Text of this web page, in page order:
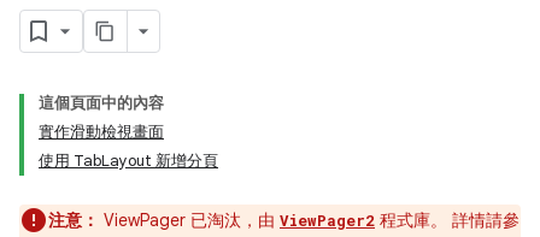
這個頁面中的內容
實作滑動檢視畫面
使用 TabLayout 新增分頁
注意： ViewPager 已淘汰，由 ViewPager2 程式庫。 詳情請參